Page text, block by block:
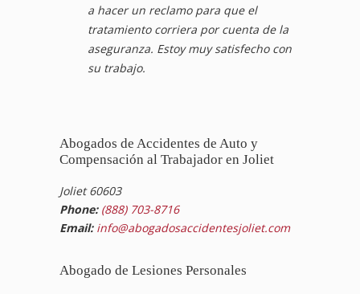
a hacer un reclamo para que el
tratamiento corriera por cuenta de la
aseguranza. Estoy muy satisfecho con
su trabajo.
Abogados de Accidentes de Auto y
Compensación al Trabajador en Joliet
Joliet 60603
Phone: (888) 703-8716
Email: info@abogadosaccidentesjoliet.com
Abogado de Lesiones Personales